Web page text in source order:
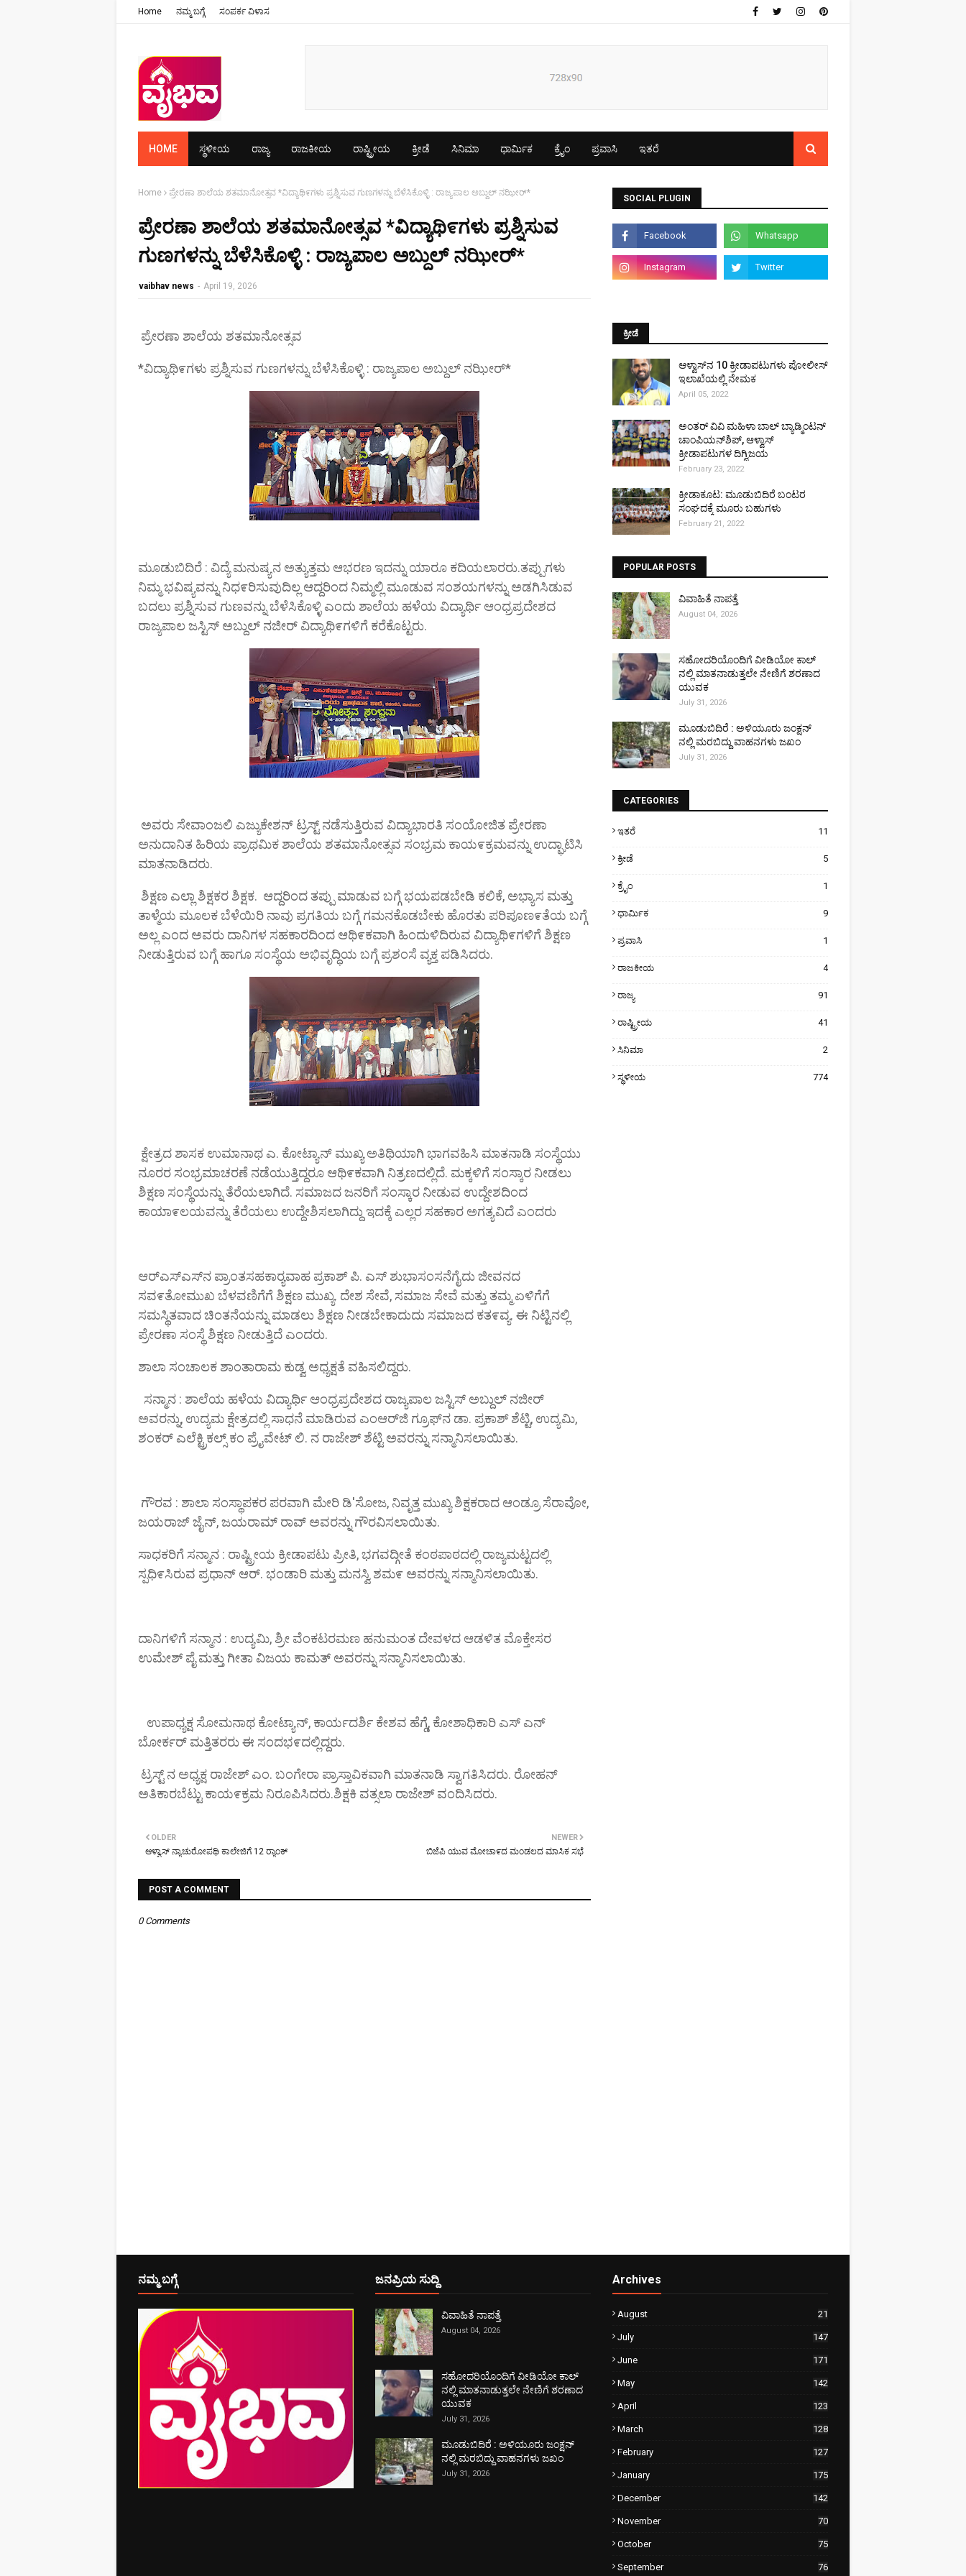
Home ನಮ್ಮ ಬಗ್ಗೆ ಸಂಪರ್ಕ ವಿಳಾಸ
HOME ಸ್ಥಳೀಯ ರಾಜ್ಯ ರಾಜಕೀಯ ರಾಷ್ಟ್ರೀಯ ಕ್ರೀಡೆ ಸಿನಿಮಾ ಧಾರ್ಮಿಕ ಕ್ರೈಂ ಪ್ರವಾಸಿ ಇತರೆ
Home ಪ್ರೇರಣಾ ಶಾಲೆಯ ಶತಮಾನೋತ್ಸವ *ವಿದ್ಯಾಥಿ೯ಗಳು ಪ್ರಶ್ನಿಸುವ ಗುಣಗಳನ್ನು ಬೆಳೆಸಿಕೊಳ್ಳಿ : ರಾಜ್ಯಪಾಲ ಅಬ್ದುಲ್ ನಝೀರ್*
ಪ್ರೇರಣಾ ಶಾಲೆಯ ಶತಮಾನೋತ್ಸವ *ವಿದ್ಯಾಥಿ೯ಗಳು ಪ್ರಶ್ನಿಸುವ
ಗುಣಗಳನ್ನು ಬೆಳೆಸಿಕೊಳ್ಳಿ : ರಾಜ್ಯಪಾಲ ಅಬ್ದುಲ್ ನಝೀರ್*
vaibhav news - April 19, 2026
ಪ್ರೇರಣಾ ಶಾಲೆಯ ಶತಮಾನೋತ್ಸವ
*ವಿದ್ಯಾಥಿ೯ಗಳು ಪ್ರಶ್ನಿಸುವ ಗುಣಗಳನ್ನು ಬೆಳೆಸಿಕೊಳ್ಳಿ : ರಾಜ್ಯಪಾಲ ಅಬ್ದುಲ್ ನಝೀರ್*
ಮೂಡುಬಿದಿರೆ : ವಿದ್ಯೆ ಮನುಷ್ಯನ ಅತ್ಯುತ್ತಮ ಆಭರಣ ಇದನ್ನು ಯಾರೂ ಕದಿಯಲಾರರು.ತಪ್ಪುಗಳು
ನಿಮ್ಮ ಭವಿಷ್ಯವನ್ನು ನಿಧ೯ರಿಸುವುದಿಲ್ಲ ಆದ್ದರಿಂದ ನಿಮ್ಮಲ್ಲಿ ಮೂಡುವ ಸಂಶಯಗಳನ್ನು ಅಡಗಿಸಿಡುವ
ಬದಲು ಪ್ರಶ್ನಿಸುವ ಗುಣವನ್ನು ಬೆಳೆಸಿಕೊಳ್ಳಿ ಎಂದು ಶಾಲೆಯ ಹಳೆಯ ವಿದ್ಯಾರ್ಥಿ ಆಂಧ್ರಪ್ರದೇಶದ
ರಾಜ್ಯಪಾಲ ಜಸ್ಟಿಸ್ ಅಬ್ದುಲ್ ನಜೀರ್ ವಿದ್ಯಾಥಿ೯ಗಳಿಗೆ ಕರೆಕೊಟ್ಟರು.
ಅವರು ಸೇವಾಂಜಲಿ ಎಜ್ಯುಕೇಶನ್ ಟ್ರಸ್ಟ್ ನಡೆಸುತ್ತಿರುವ ವಿದ್ಯಾಭಾರತಿ ಸಂಯೋಜಿತ ಪ್ರೇರಣಾ
ಅನುದಾನಿತ ಹಿರಿಯ ಪ್ರಾಥಮಿಕ ಶಾಲೆಯ ಶತಮಾನೋತ್ಸವ ಸಂಭ್ರಮ ಕಾಯ೯ಕ್ರಮವನ್ನು ಉದ್ಘಾಟಿಸಿ
ಮಾತನಾಡಿದರು.
ಶಿಕ್ಷಣ ಎಲ್ಲಾ ಶಿಕ್ಷಕರ ಶಿಕ್ಷಕ. ಆದ್ದರಿಂದ ತಪ್ಪು ಮಾಡುವ ಬಗ್ಗೆ ಭಯಪಡಬೇಡಿ ಕಲಿಕೆ, ಅಭ್ಯಾಸ ಮತ್ತು
ತಾಳ್ಮೆಯ ಮೂಲಕ ಬೆಳೆಯಿರಿ ನಾವು ಪ್ರಗತಿಯ ಬಗ್ಗೆ ಗಮನಕೊಡಬೇಕು ಹೊರತು ಪರಿಪೂಣ೯ತೆಯ ಬಗ್ಗೆ
ಅಲ್ಲ ಎಂದ ಅವರು ದಾನಿಗಳ ಸಹಕಾರದಿಂದ ಆಥಿ೯ಕವಾಗಿ ಹಿಂದುಳಿದಿರುವ ವಿದ್ಯಾಥಿ೯ಗಳಿಗೆ ಶಿಕ್ಷಣ
ನೀಡುತ್ತಿರುವ ಬಗ್ಗೆ ಹಾಗೂ ಸಂಸ್ಥೆಯ ಅಭಿವೃದ್ಧಿಯ ಬಗ್ಗೆ ಪ್ರಶಂಸೆ ವ್ಯಕ್ತ ಪಡಿಸಿದರು.
ಕ್ಷೇತ್ರದ ಶಾಸಕ ಉಮಾನಾಥ ಎ. ಕೋಟ್ಯಾನ್ ಮುಖ್ಯ ಅತಿಥಿಯಾಗಿ ಭಾಗವಹಿಸಿ ಮಾತನಾಡಿ ಸಂಸ್ಥೆಯು
ನೂರರ ಸಂಭ್ರಮಾಚರಣೆ ನಡೆಯುತ್ತಿದ್ದರೂ ಆಥಿ೯ಕವಾಗಿ ನಿತ್ರಣದಲ್ಲಿದೆ. ಮಕ್ಕಳಿಗೆ ಸಂಸ್ಕಾರ ನೀಡಲು
ಶಿಕ್ಷಣ ಸಂಸ್ಥೆಯನ್ನು ತೆರೆಯಲಾಗಿದೆ. ಸಮಾಜದ ಜನರಿಗೆ ಸಂಸ್ಕಾರ ನೀಡುವ ಉದ್ದೇಶದಿಂದ
ಕಾಯಾ೯ಲಯವನ್ನು ತೆರೆಯಲು ಉದ್ದೇಶಿಸಲಾಗಿದ್ದು ಇದಕ್ಕೆ ಎಲ್ಲರ ಸಹಕಾರ ಅಗತ್ಯವಿದೆ ಎಂದರು
ಆರ್‌ಎಸ್‌ಎಸ್‌ನ ಪ್ರಾಂತಸಹಕಾರ್‍ಯವಾಹ ಪ್ರಕಾಶ್ ಪಿ. ಎಸ್ ಶುಭಾಸಂಸನೆಗೈದು ಜೀವನದ
ಸವ೯ತೋಮುಖ ಬೆಳವಣಿಗೆಗೆ ಶಿಕ್ಷಣ ಮುಖ್ಯ. ದೇಶ ಸೇವೆ, ಸಮಾಜ ಸೇವೆ ಮತ್ತು ತಮ್ಮ ಏಳಿಗೆಗೆ
ಸಮಸ್ಥಿತವಾದ ಚಿಂತನೆಯನ್ನು ಮಾಡಲು ಶಿಕ್ಷಣ ನೀಡಬೇಕಾದುದು ಸಮಾಜದ ಕತ೯ವ್ಯ. ಈ ನಿಟ್ಟಿನಲ್ಲಿ
ಪ್ರೇರಣಾ ಸಂಸ್ಥೆ ಶಿಕ್ಷಣ ನೀಡುತ್ತಿದೆ ಎಂದರು.
ಶಾಲಾ ಸಂಚಾಲಕ ಶಾಂತಾರಾಮ ಕುಡ್ವ ಅಧ್ಯಕ್ಷತೆ ವಹಿಸಲಿದ್ದರು.
ಸನ್ಮಾನ : ಶಾಲೆಯ ಹಳೆಯ ವಿದ್ಯಾರ್ಥಿ ಆಂಧ್ರಪ್ರದೇಶದ ರಾಜ್ಯಪಾಲ ಜಸ್ಟಿಸ್ ಅಬ್ದುಲ್ ನಜೀರ್
ಅವರನ್ನು, ಉದ್ಯಮ ಕ್ಷೇತ್ರದಲ್ಲಿ ಸಾಧನೆ ಮಾಡಿರುವ ಎಂಆರ್‌ಜಿ ಗ್ರೂಫ್‌ನ ಡಾ. ಪ್ರಕಾಶ್ ಶೆಟ್ಟಿ, ಉದ್ಯಮಿ,
ಶಂಕರ್ ಎಲೆಕ್ಟ್ರಿಕಲ್ಸ್ ಕಂ ಪ್ರೈವೇಟ್ ಲಿ. ನ ರಾಜೇಶ್ ಶೆಟ್ಟಿ ಅವರನ್ನು ಸನ್ಮಾನಿಸಲಾಯಿತು.
ಗೌರವ : ಶಾಲಾ ಸಂಸ್ಥಾಪಕರ ಪರವಾಗಿ ಮೇರಿ ಡಿ'ಸೋಜ, ನಿವೃತ್ತ ಮುಖ್ಯ ಶಿಕ್ಷಕರಾದ ಆಂಡ್ರೂ ಸೆರಾವೋ,
ಜಯರಾಜ್ ಜೈನ್, ಜಯರಾಮ್ ರಾವ್ ಅವರನ್ನು ಗೌರವಿಸಲಾಯಿತು.
ಸಾಧಕರಿಗೆ ಸನ್ಮಾನ : ರಾಷ್ಟ್ರೀಯ ಕ್ರೀಡಾಪಟು ಪ್ರೀತಿ, ಭಗವದ್ಗೀತೆ ಕಂಠಪಾಠದಲ್ಲಿ ರಾಜ್ಯಮಟ್ಟದಲ್ಲಿ
ಸ್ಪಧಿ೯ಸಿರುವ ಪ್ರಧಾನ್ ಆರ್. ಭಂಡಾರಿ ಮತ್ತು ಮನಸ್ವಿ ಶಮ೯ ಅವರನ್ನು ಸನ್ಮಾನಿಸಲಾಯಿತು.
ದಾನಿಗಳಿಗೆ ಸನ್ಮಾನ : ಉದ್ಯಮಿ, ಶ್ರೀ ವೆಂಕಟರಮಣ ಹನುಮಂತ ದೇವಳದ ಆಡಳಿತ ಮೊಕ್ತೇಸರ
ಉಮೇಶ್ ಪೈ ಮತ್ತು ಗೀತಾ ವಿಜಯ ಕಾಮತ್ ಅವರನ್ನು ಸನ್ಮಾನಿಸಲಾಯಿತು.
ಉಪಾಧ್ಯಕ್ಷ ಸೋಮನಾಥ ಕೋಟ್ಯಾನ್, ಕಾರ್ಯದರ್ಶಿ ಕೇಶವ ಹೆಗ್ಡೆ, ಕೋಶಾಧಿಕಾರಿ ಎಸ್ ಎನ್
ಬೋರ್ಕರ್ ಮತ್ತಿತರರು ಈ ಸಂದಭ೯ದಲ್ಲಿದ್ದರು.
ಟ್ರಸ್ಟ್ ನ ಅಧ್ಯಕ್ಷ ರಾಜೇಶ್ ಎಂ. ಬಂಗೇರಾ ಪ್ರಾಸ್ತಾವಿಕವಾಗಿ ಮಾತನಾಡಿ ಸ್ವಾಗತಿಸಿದರು. ರೋಹನ್
ಅತಿಕಾರಬೆಟ್ಟು ಕಾಯ೯ಕ್ರಮ ನಿರೂಪಿಸಿದರು.ಶಿಕ್ಷಕಿ ವತ್ಸಲಾ ರಾಜೇಶ್ ವಂದಿಸಿದರು.
NEWER
ಬಿಜೆಪಿ ಯುವ ಮೋಚಾ೯ದ ಮಂಡಲದ ಮಾಸಿಕ ಸಭೆ
OLDER
ಆಳ್ವಾಸ್ ನ್ಯಾಚುರೋಪಥಿ ಕಾಲೇಜಿಗೆ 12 ರ‍್ಯಾಂಕ್
POST A COMMENT
0 Comments
SOCIAL PLUGIN
ಕ್ರೀಡೆ
ಆಳ್ವಾಸ್‌ನ 10 ಕ್ರೀಡಾಪಟುಗಳು ಪೋಲೀಸ್
ಇಲಾಖೆಯಲ್ಲಿ ನೇಮಕ
April 05, 2022
ಅಂತರ್ ವಿವಿ ಮಹಿಳಾ ಬಾಲ್ ಬ್ಯಾಡ್ಮಿಂಟನ್
ಚಾಂಪಿಯನ್‌ಶಿಪ್, ಆಳ್ವಾಸ್
ಕ್ರೀಡಾಪಟುಗಳ ದಿಗ್ವಿಜಯ
February 23, 2022
ಕ್ರೀಡಾಕೂಟ: ಮೂಡುಬಿದಿರೆ ಬಂಟರ
ಸಂಘದಕ್ಕೆ ಮೂರು ಬಹುಗಳು
February 21, 2022
POPULAR POSTS
ವಿವಾಹಿತೆ ನಾಪತ್ತೆ
August 04, 2026
ಸಹೋದರಿಯೊಂದಿಗೆ ವೀಡಿಯೋ ಕಾಲ್
ನಲ್ಲಿ ಮಾತನಾಡುತ್ತಲೇ ನೇಣಿಗೆ ಶರಣಾದ
ಯುವಕ
July 31, 2026
ಮೂಡುಬಿದಿರೆ : ಅಳಿಯೂರು ಜಂಕ್ಷನ್
ನಲ್ಲಿ ಮರಬಿದ್ದು ವಾಹನಗಳು ಜಖಂ
July 31, 2026
CATEGORIES
ಇತರೆ 11
ಕ್ರೀಡೆ 5
ಕ್ರೈಂ 1
ಧಾರ್ಮಿಕ 9
ಪ್ರವಾಸಿ 1
ರಾಜಕೀಯ 4
ರಾಜ್ಯ 91
ರಾಷ್ಟ್ರೀಯ 41
ಸಿನಿಮಾ 2
ಸ್ಥಳೀಯ 774
ನಮ್ಮ ಬಗ್ಗೆ ಜನಪ್ರಿಯ ಸುದ್ದಿ
ವಿವಾಹಿತೆ ನಾಪತ್ತೆ
August 04, 2026
ಸಹೋದರಿಯೊಂದಿಗೆ ವೀಡಿಯೋ ಕಾಲ್
ನಲ್ಲಿ ಮಾತನಾಡುತ್ತಲೇ ನೇಣಿಗೆ ಶರಣಾದ
ಯುವಕ
July 31, 2026
ಮೂಡುಬಿದಿರೆ : ಅಳಿಯೂರು ಜಂಕ್ಷನ್
ನಲ್ಲಿ ಮರಬಿದ್ದು ವಾಹನಗಳು ಜಖಂ
July 31, 2026
Archives
August 21
July 147
June 171
May 142
April 123
March 128
February 127
January 175
December 142
November 70
October 75
September 76